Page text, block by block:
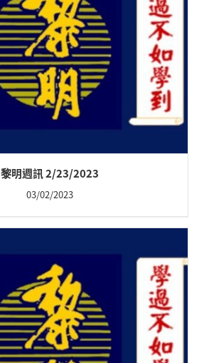
黎明週訊 2/23/2023
03/02/2023